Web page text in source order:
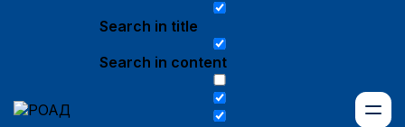
Search in title
Search in content